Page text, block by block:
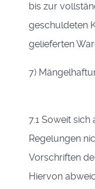
bis zur
geschuldeten
gelieferten
7)
7.1 Soweit
Regelungen
Vorschriften
Hiervon